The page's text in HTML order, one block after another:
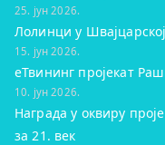
25. јун 2026.
Лолинци у Швајцарској
15. јун 2026.
eТвининг пројекат
10. јун 2026.
Награда у оквиру
за 21. век